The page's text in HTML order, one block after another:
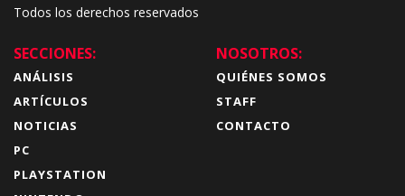
Todos los derechos reservados
SECCIONES:
ANÁLISIS
ARTÍCULOS
NOTICIAS
PC
PLAYSTATION
NOSOTROS:
QUIÉNES SOMOS
STAFF
CONTACTO